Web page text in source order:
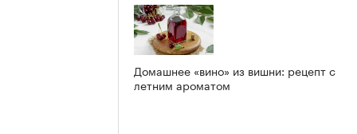
Домашнее «вино» из вишни: рецепт с
летним ароматом